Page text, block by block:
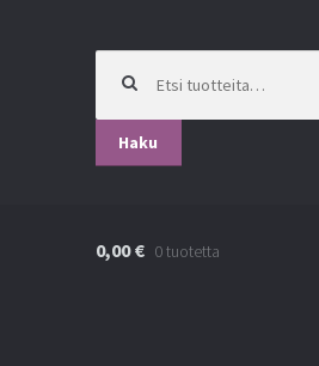
Haku
0,00 € 0 tuotetta